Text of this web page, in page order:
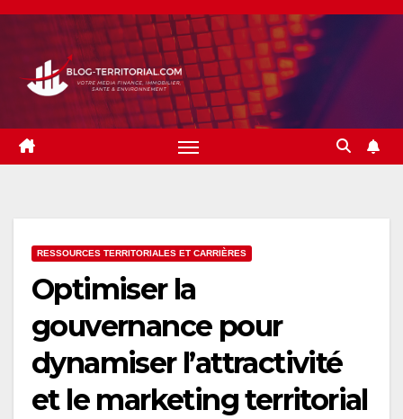
Skip
content
RESSOURCES TERRITORIALES ET CARRIÈRES
Optimiser la
gouvernance pour
dynamiser l’attractivité
et le marketing territorial